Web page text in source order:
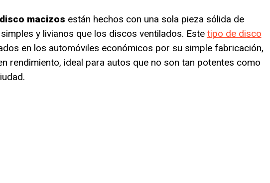
macizos están hechos con una sola pieza sólida de
y livianos que los discos ventilados. Este tipo de disco
en los automóviles económicos por su simple fabricación,
rendimiento, ideal para autos que no son tan potentes como